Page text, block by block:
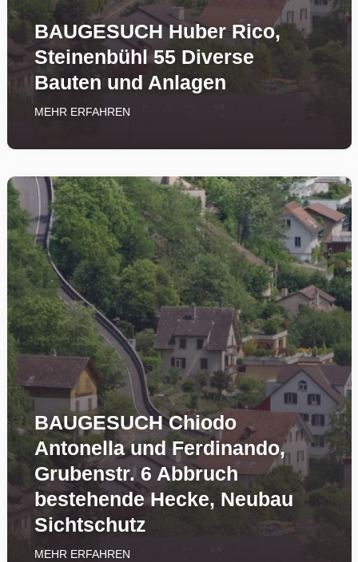
BAUGESUCH Huber Rico,
Steinenbühl 55 Diverse
Bauten und Anlagen
MEHR ERFAHREN
BAUGESUCH Chiodo
Antonella und Ferdinando,
Grubenstr. 6 Abbruch
bestehende Hecke, Neubau
Sichtschutz
MEHR ERFAHREN